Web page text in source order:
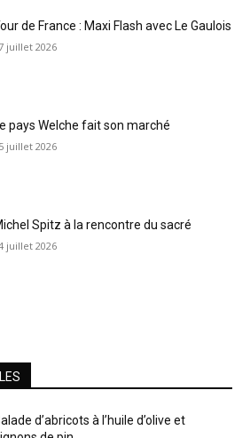
de France : Maxi Flash avec Le Gaulois
juillet 2026
pays Welche fait son marché
juillet 2026
Spitz à la rencontre du sacré
juillet 2026
d’abricots à l’huile d’olive et